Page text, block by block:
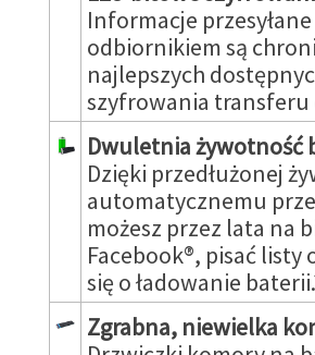
Informacje
odbiornikiem są
najlepszych
szyfrowania transferu
Dwuletnia żywotność
Dzięki przedłużonej
automatycznemu
możesz przez lata na
Facebook®, pisać
się o ładowanie
Zgrabna, niewielka